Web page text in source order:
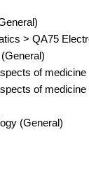
> QA75
of medicine
of medicine
(General)